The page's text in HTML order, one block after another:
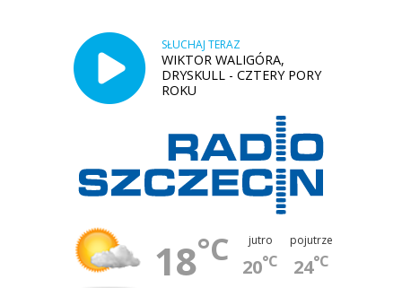
SŁUCHAJ TERAZ
WIKTOR WALIGÓRA,
DRYSKULL - CZTERY PORY
ROKU
18°C jutro
20°C
pojutrze
24°C